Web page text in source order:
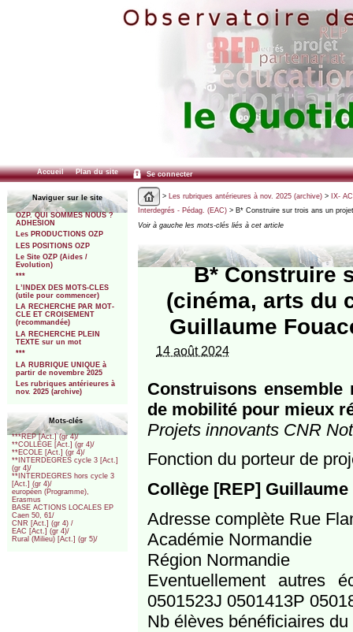
Accueil Plan du site Se connecter
Naviguer sur le site
OZP. QUI SOMMES NOUS ?
ADHESION
Les PRODUCTIONS OZP
LES POSITIONS OZP
Le Site OZP (Aides /
Evolution)
***
L’INDEX DES MOTS-CLES
(utile pour commencer)
LA RECHERCHE PAR MOT-
CLE ET CROISEMENT
(recommandée)
LA RECHERCHE PLEIN
TEXTE sur un mot
***
LA RUBRIQUE UNIQUE à
partir de novembre 2025
Les rubriques antérieures à
nov. 2025 (archive)
Mots-clés
***REP [Act.] (gr 4)/
**COLLEGE [Act.] (gr 4)/
**ECOLE [Act.] (gr 4)/
**INTERDEGRES cycle 3 [Act.]
(gr 4)/
**INTERDEGRES hors cycle 3
[Act.] (gr 4)/
européen (Programme),
Erasmus
BASE ACTIONS LOCALES EP
Caen 50, 61/
CNR [Act.] (gr 4) /
EAC [Act.] (gr 4)/
Rural (Milieu) [Act.] (gr 5)/
> Les rubriques antérieures à nov. 2025 (archive)> IX-
Interdegrés - Pédag. (EAC)> B* Construire sur trois ans un
Voir à gauche les mots-clés liés à cet article
B* Construire
(cinéma, arts du
Guillaume
14 août 2024
Construisons
de mobilité pour mieux
Projets innovants CNR
Fonction du porteur de
Collège [REP]
Adresse complète Rue
Académie Normandie
Région Normandie
Eventuellement autres
0501523J 0501413P
Nb élèves bénéficiaires